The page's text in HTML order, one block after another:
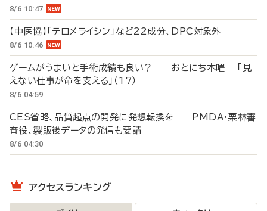
8/6 10:47
【中医協】「テロメライシン」など22成分、DPC対象外
8/6 10:46
ゲームがうまいと手術成績も良い？ おとにち木曜 「見
えない仕事が命を支える」（17）
8/6 04:59
CES省略、品質起点の開発に発想転換を PMDA・栗林審
査役、製販後データの発信も要請
8/6 04:30
アクセスランキング